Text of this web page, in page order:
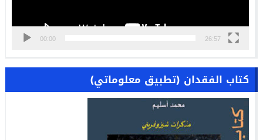
00:00 26:57
كتاب الفقدان (تطبيق معلوماتي)